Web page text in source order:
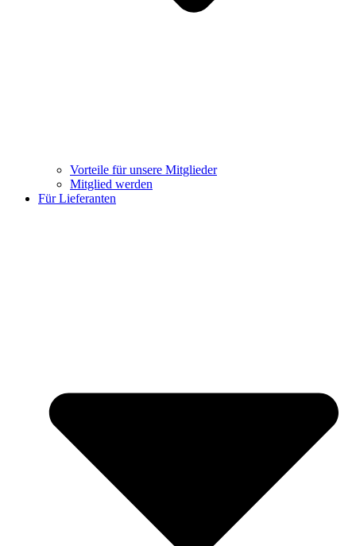
Vorteile für unsere Mitglieder
Mitglied werden
Für Lieferanten